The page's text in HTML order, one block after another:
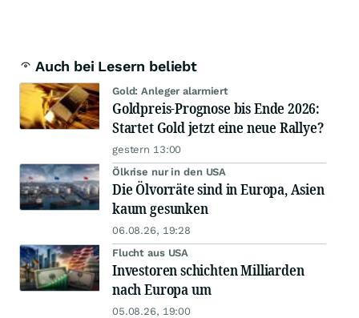
Auch bei Lesern beliebt
Gold: Anleger alarmiert
Goldpreis-Prognose bis Ende 2026:
Startet Gold jetzt eine neue Rallye?
gestern 13:00
Ölkrise nur in den USA
Die Ölvorräte sind in Europa, Asien
kaum gesunken
06.08.26, 19:28
Flucht aus USA
Investoren schichten Milliarden
nach Europa um
05.08.26, 19:00